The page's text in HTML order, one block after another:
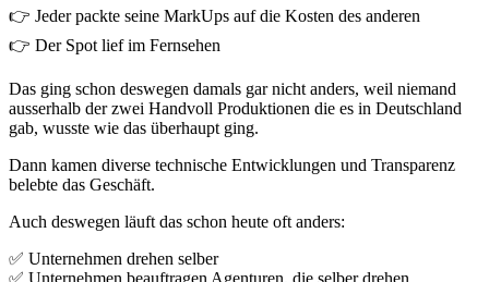
👉 Jeder packte seine MarkUps auf die Kosten des anderen
👉 Der Spot lief im Fernsehen
Das ging schon deswegen damals gar nicht anders, weil niemand
ausserhalb der zwei Handvoll Produktionen die es in Deutschland
gab, wusste wie das überhaupt ging.
Dann kamen diverse technische Entwicklungen und Transparenz
belebte das Geschäft.
Auch deswegen läuft das schon heute oft anders:
✅ Unternehmen drehen selber
✅ Unternehmen beauftragen Agenturen, die selber drehen